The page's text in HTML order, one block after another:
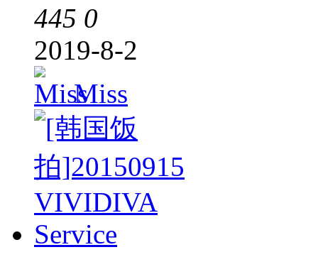
445 0
2019-8-2
Miss